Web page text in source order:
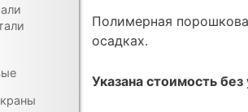
Полимерная
осадках.
Указана стоимость без